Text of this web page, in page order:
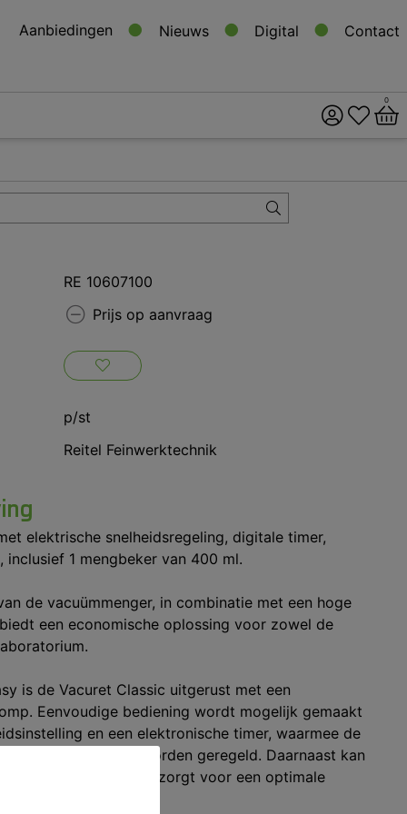
Aanbiedingen Nieuws Digital Contact
0
RE 10607100
Prijs op aanvraag
p/st
Reitel Feinwerktechnik
elektrische snelheidsregeling, digitale timer,
inclusief 1 mengbeker van 400 ml.
de vacuümmenger, in combinatie met een hoge
een economische oplossing voor zowel de
is de Vacuret Classic uitgerust met een
Eenvoudige bediening wordt mogelijk gemaakt
en een elektronische timer, waarmee de
nauwkeurig kan worden geregeld. Daarnaast kan
aangepast, wat zorgt voor een optimale